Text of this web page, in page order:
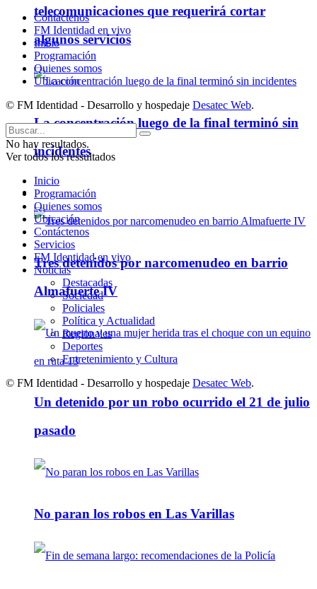
telecomunicaciones que requerirá cortar
algunos servicios
La concentración luego de la final terminó sin
incidentes
Policiales
Tres detenidos por narcomenudeo en barrio
Almafuerte IV
Un detenido por un robo ocurrido el 21 de julio
pasado
No paran los robos en Las Varillas
Contáctenos
FM Identidad en vivo
Inicio
Programación
Quienes somos
Ubicación
© FM Identidad - Desarrollo y hospedaje Desatec Web.
No hay resultados.
Ver todos los ressultados
Inicio
Programación
Quienes somos
Ubicación
Contáctenos
Servicios
FM Identidad en vivo
Noticias
Destacadas
Sociedad
Policiales
Política y Actualidad
Regionales
Deportes
Entretenimiento y Cultura
© FM Identidad - Desarrollo y hospedaje Desatec Web.